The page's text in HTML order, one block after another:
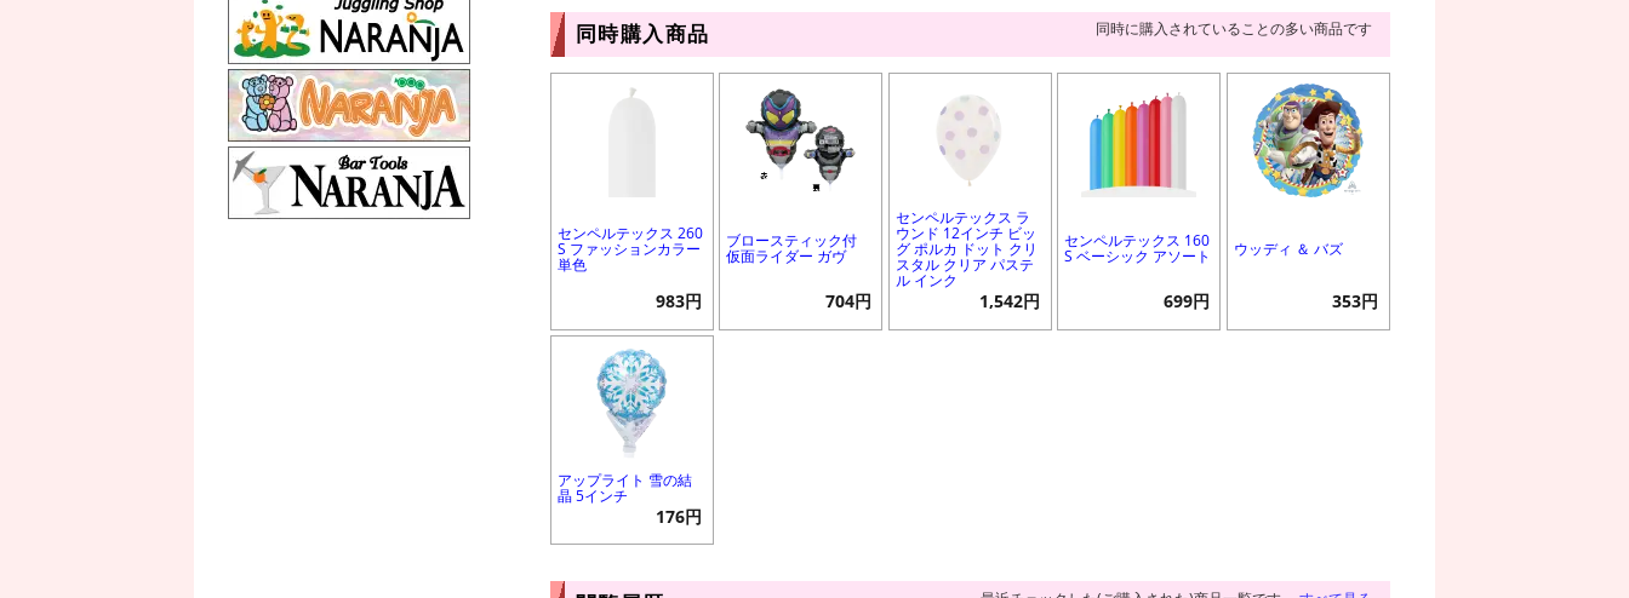
同時購入商品 同時に購入されていることの多い商品です
センペルテックス 260
S ファッションカラー
単色
983円
ブロースティック付
仮面ライダー ガヴ
704円
センペルテックス ラ
ウンド 12インチ ビッ
グ ポルカ ドット クリ
スタル クリア パステ
ル インク
1,542円
センペルテックス 160
S ベーシック アソート
699円
ウッディ ＆ バズ
353円
アップライト 雪の結
晶 5インチ
176円